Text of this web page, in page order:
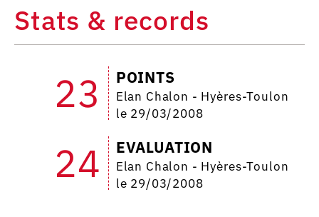
Stats & records
23 POINTS
Elan Chalon - Hyères-Toulon
le 29/03/2008
24 EVALUATION
Elan Chalon - Hyères-Toulon
le 29/03/2008